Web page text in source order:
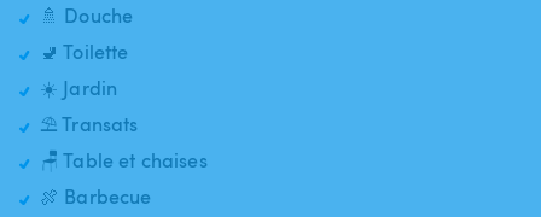
🚿 Douche
🚽 Toilette
☀️ Jardin
⛱️ Transats
🪑 Table et chaises
🍖 Barbecue